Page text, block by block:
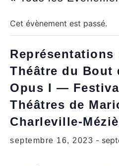
Cet évènement est passé.
Représentations
Théâtre du Bout
Opus I —
Théâtres de
Charleville-
septembre 16, 2023 -